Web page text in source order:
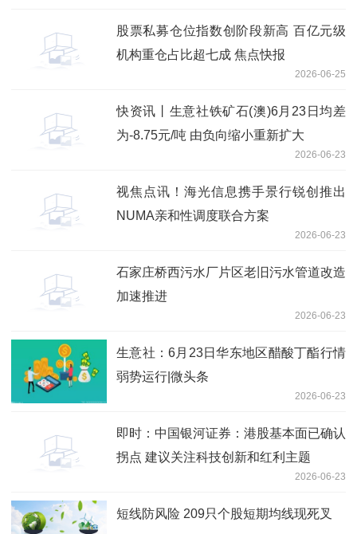
股票私募仓位指数创阶段新高 百亿元级
机构重仓占比超七成 焦点快报
2026-06-25
快资讯丨生意社铁矿石(澳)6月23日均差
为-8.75元/吨 由负向缩小重新扩大
2026-06-23
视焦点讯！海光信息携手景行锐创推出
NUMA亲和性调度联合方案
2026-06-23
石家庄桥西污水厂片区老旧污水管道改造
加速推进
2026-06-23
生意社：6月23日华东地区醋酸丁酯行情
弱势运行|微头条
2026-06-23
即时：中国银河证券：港股基本面已确认
拐点 建议关注科技创新和红利主题
2026-06-23
短线防风险 209只个股短期均线现死叉